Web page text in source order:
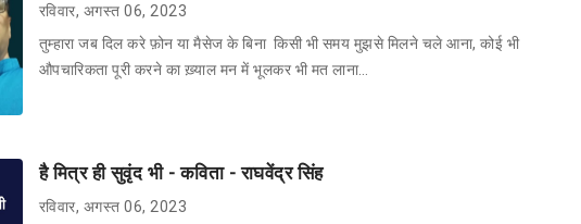
रविवार, अगस्त 06, 2023
तुम्हारा जब दिल करे फ़ोन या मैसेज के बिना किसी भी समय मुझसे मिलने चले आना, कोई भी
औपचारिकता पूरी करने का ख़्याल मन में भूलकर भी मत लाना…
है मित्र ही सुवृंद भी - कविता - राघवेंद्र सिंह
रविवार, अगस्त 06, 2023